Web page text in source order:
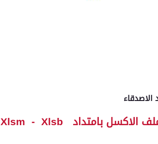
الاكسل بامتداد Xlsb
-
Xlsm